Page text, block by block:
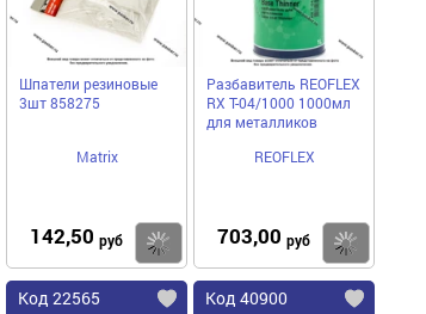
Шпатели резиновые
3шт 858275
Matrix
142,50 руб Купить
Разбавитель REOFLEX
RX T-04/1000 1000мл
для металликов
REOFLEX
703,00 руб
Код 22565 Код 40900